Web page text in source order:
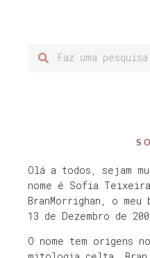
Olá a todos, sejam
nome é Sofia
BranMorrighan, o
13 de Dezembro de
O nome tem origens